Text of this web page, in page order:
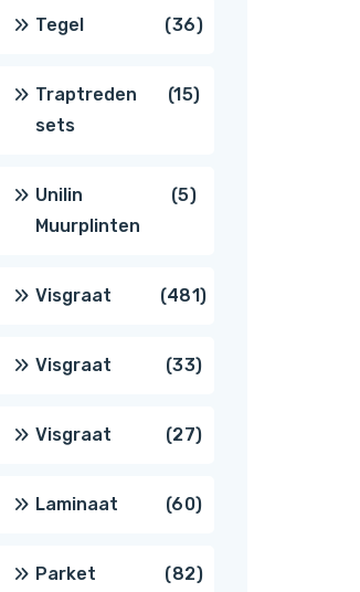
producten
Tegel 3636
producten
Traptreden
sets
1515
Unilin
Muurplinten
55
Visgraat 481481
Visgraat 3333
producten
Visgraat 2727
producten
Laminaat 6060
producten
Parket 8282